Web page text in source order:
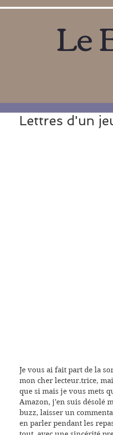
Le
Lettres d'un
Je vous ai fait part de la
mon cher lecteur.trice,
que si mais je vous mets
Amazon, j'en suis désolé
buzz, laisser un
en parler pendant les